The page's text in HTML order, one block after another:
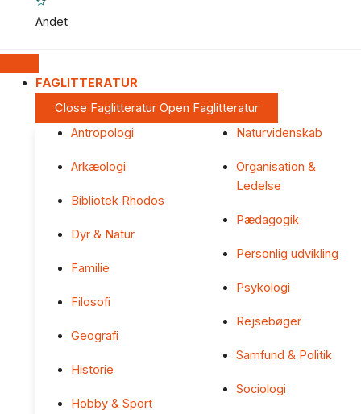
Andet
FAGLITTERATUR
Close Faglitteratur Open Faglitteratur
Antropologi
Arkæologi
Bibliotek Rhodos
Dyr & Natur
Familie
Filosofi
Geografi
Historie
Hobby & Sport
Naturvidenskab
Organisation &
Ledelse
Pædagogik
Personlig udvikling
Psykologi
Rejsebøger
Samfund & Politik
Sociologi